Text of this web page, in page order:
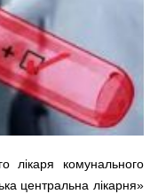
комунального
центральна лікарня»